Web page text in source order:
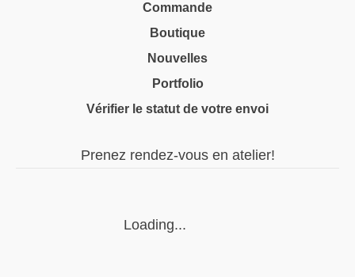
Commande
Boutique
Nouvelles
Portfolio
Vérifier le statut de votre envoi
Prenez rendez-vous en atelier!
Loading...